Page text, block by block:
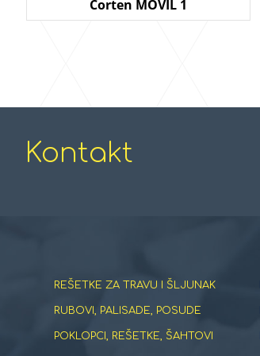
Corten MOVIL 1
Kontakt
REŠETKE ZA TRAVU I ŠLJUNAK
RUBOVI, PALISADE, POSUDE
POKLOPCI, REŠETKE, ŠAHTOVI